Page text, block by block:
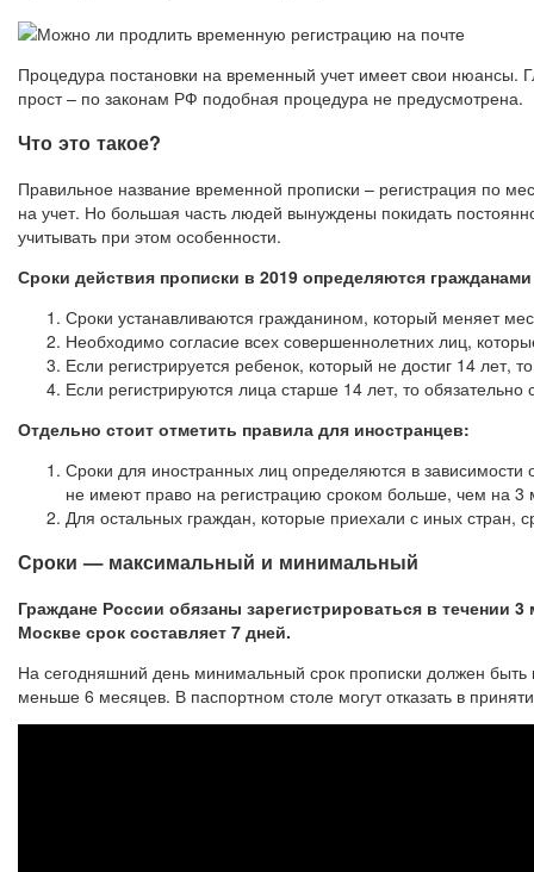
Процедура постановки на временный учет имеет свои нюансы.
прост – по законам РФ подобная процедура не предусмотрена.
Что это такое?
Правильное название временной прописки – регистрация по
на учет. Но большая часть людей вынуждены покидать
учитывать при этом особенности.
Сроки действия прописки в 2019 определяются
Сроки устанавливаются гражданином, который меняет
Необходимо согласие всех совершеннолетних лиц,
Если регистрируется ребенок, который не достиг 14 лет,
Если регистрируются лица старше 14 лет, то
Отдельно стоит отметить правила для иностранцев:
Сроки для иностранных лиц определяются в зависимости
не имеют право на регистрацию сроком больше, чем на 3
Для остальных граждан, которые приехали с иных стран,
Сроки — максимальный и минимальный
Граждане России обязаны зарегистрироваться в течении
Москве срок составляет 7 дней.
На сегодняшний день минимальный срок прописки должен
меньше 6 месяцев. В паспортном столе могут отказать в